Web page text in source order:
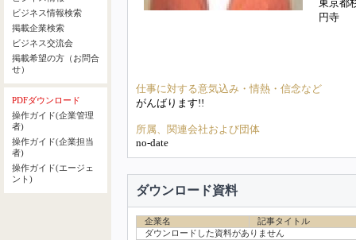
ビジネス情報検索
掲載企業検索
ビジネス交流会
掲載希望の方（お問合
せ）
PDFダウンロード
操作ガイド(企業管理
者)
操作ガイド(企業担当
者)
操作ガイド(エージェ
ント)
東京都
円寺
仕事に対する意気込み・情熱・信念など
がんばります!!
所属、関連会社および団体
no-date
ダウンロード資料
企業名
記事タイトル
ダウンロードした資料がありません